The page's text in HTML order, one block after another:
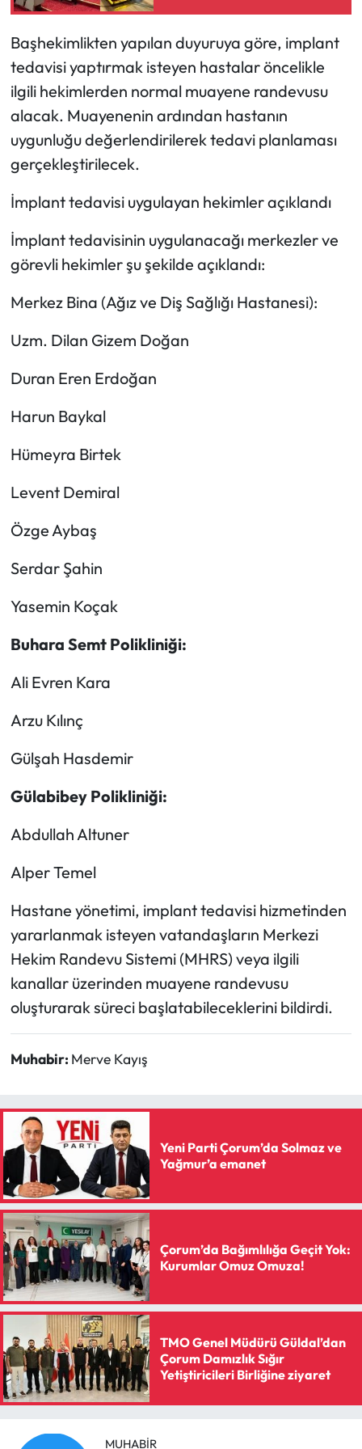
Başhekimlikten yapılan duyuruya göre, implant
tedavisi yaptırmak isteyen hastalar öncelikle
ilgili hekimlerden normal muayene randevusu
alacak. Muayenenin ardından hastanın
uygunluğu değerlendirilerek tedavi planlaması
gerçekleştirilecek.
İmplant tedavisi uygulayan hekimler açıklandı
İmplant tedavisinin uygulanacağı merkezler ve
görevli hekimler şu şekilde açıklandı:
Merkez Bina (Ağız ve Diş Sağlığı Hastanesi):
Uzm. Dilan Gizem Doğan
Duran Eren Erdoğan
Harun Baykal
Hümeyra Birtek
Levent Demiral
Özge Aybaş
Serdar Şahin
Yasemin Koçak
Buhara Semt Polikliniği:
Ali Evren Kara
Arzu Kılınç
Gülşah Hasdemir
Gülabibey Polikliniği:
Abdullah Altuner
Alper Temel
Hastane yönetimi, implant tedavisi hizmetinden
yararlanmak isteyen vatandaşların Merkezi
Hekim Randevu Sistemi (MHRS) veya ilgili
kanallar üzerinden muayene randevusu
oluşturarak süreci başlatabileceklerini bildirdi.
Muhabir: Merve Kayış
Yeni Parti Çorum’da Solmaz ve
Yağmur’a emanet
Çorum’da Bağımlılığa Geçit Yok:
Kurumlar Omuz Omuza!
TMO Genel Müdürü Güldal’dan
Çorum Damızlık Sığır
Yetiştiricileri Birliğine ziyaret
MUHABIR
Mecitözü Haberleri
Oğuzlar Haberleri
Ortaköy Haberleri
Osmancık Haberleri
Otomotiv
Resmi İlan
Spor
Sungurlu Haberleri
Turizm
Uğurludağ Haberleri
Yaşam
Yayla Haber
Yemek Tarifleri